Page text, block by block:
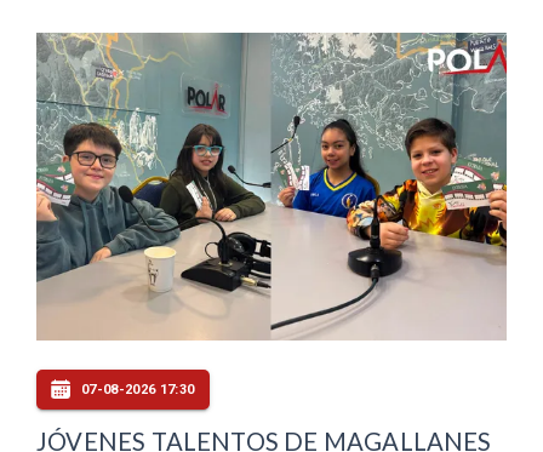
07-08-2026 17:30
JÓVENES TALENTOS DE MAGALLANES